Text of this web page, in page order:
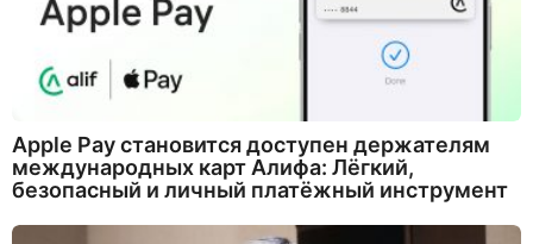
Apple Pay становится доступен держателям
международных карт Алифа: Лёгкий,
безопасный и личный платёжный инструмент